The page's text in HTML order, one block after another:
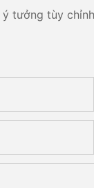
tưởng tùy